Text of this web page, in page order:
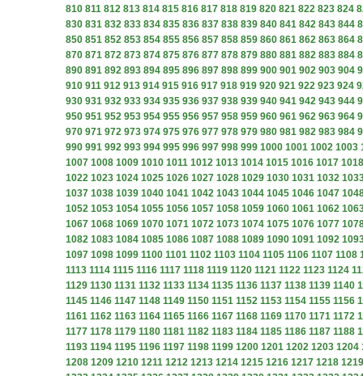
810 811 812 813 814 815 816 817 818 819 820 821 822 823 824
830 831 832 833 834 835 836 837 838 839 840 841 842 843 844
850 851 852 853 854 855 856 857 858 859 860 861 862 863 864
870 871 872 873 874 875 876 877 878 879 880 881 882 883 884
890 891 892 893 894 895 896 897 898 899 900 901 902 903 904
910 911 912 913 914 915 916 917 918 919 920 921 922 923 924
930 931 932 933 934 935 936 937 938 939 940 941 942 943 944
950 951 952 953 954 955 956 957 958 959 960 961 962 963 964
970 971 972 973 974 975 976 977 978 979 980 981 982 983 984
990 991 992 993 994 995 996 997 998 999 1000 1001 1002 1003
1007 1008 1009 1010 1011 1012 1013 1014 1015 1016 1017 1018
1022 1023 1024 1025 1026 1027 1028 1029 1030 1031 1032
1037 1038 1039 1040 1041 1042 1043 1044 1045 1046 1047
1052 1053 1054 1055 1056 1057 1058 1059 1060 1061 1062
1067 1068 1069 1070 1071 1072 1073 1074 1075 1076 1077
1082 1083 1084 1085 1086 1087 1088 1089 1090 1091 1092
1097 1098 1099 1100 1101 1102 1103 1104 1105 1106 1107 1108
1113 1114 1115 1116 1117 1118 1119 1120 1121 1122 1123 1124
1129 1130 1131 1132 1133 1134 1135 1136 1137 1138 1139 1140
1145 1146 1147 1148 1149 1150 1151 1152 1153 1154 1155 1156
1161 1162 1163 1164 1165 1166 1167 1168 1169 1170 1171 1172
1177 1178 1179 1180 1181 1182 1183 1184 1185 1186 1187 1188
1193 1194 1195 1196 1197 1198 1199 1200 1201 1202 1203 1204
1208 1209 1210 1211 1212 1213 1214 1215 1216 1217 1218 1219